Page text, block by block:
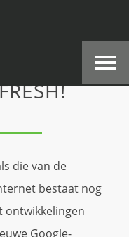
die van de
bestaat nog
ontwikkelingen
Google-